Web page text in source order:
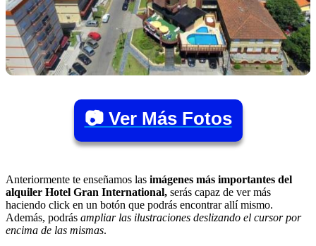
📷 Ver Más Fotos
Anteriormente te enseñamos las imágenes más importantes del
alquiler Hotel Gran International, serás capaz de ver más
haciendo click en un botón que podrás encontrar allí mismo.
Además, podrás ampliar las ilustraciones deslizando el cursor por
encima de las mismas.